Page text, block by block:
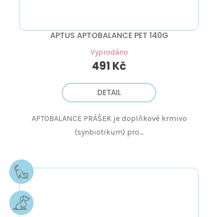
APTUS APTOBALANCE PET 140G
Vyprodáno
491 Kč
DETAIL
APTOBALANCE PRÁŠEK je doplňkové krmivo
(synbiotikum) pro...